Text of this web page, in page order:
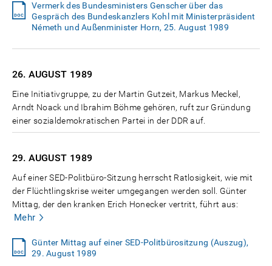
Vermerk des Bundesministers Genscher über das
Gespräch des Bundeskanzlers Kohl mit Ministerpräsident
Németh und Außenminister Horn, 25. August 1989
26. AUGUST 1989
Eine Initiativgruppe, zu der Martin Gutzeit, Markus Meckel,
Arndt Noack und Ibrahim Böhme gehören, ruft zur Gründung
einer sozialdemokratischen Partei in der DDR auf.
29. AUGUST 1989
Auf einer SED-Politbüro-Sitzung herrscht Ratlosigkeit, wie mit
der Flüchtlingskrise weiter umgegangen werden soll. Günter
Mittag, der den kranken Erich Honecker vertritt, führt aus:
Mehr
Günter Mittag auf einer SED-Politbürositzung (Auszug),
29. August 1989